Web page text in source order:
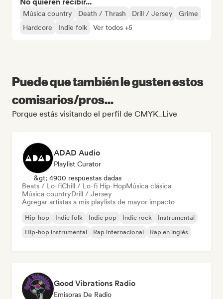
Música country Death / Thrash Drill / Jersey
Grime
Hardcore
Indie folk Ver todos +5
Puede que también le gusten estos
comisarios/pros...
Porque estás visitando el perfil de CMYK_Live
ADAD Audio
Playlist Curator
&gt; 4900 respuestas dadas
Beats / Lo-fiChill / Lo-fi Hip-HopMúsica clásica
Música countryDrill / Jersey
Agregar artistas a mis playlists de mayor impacto
Hip-hop Indie folk Indie pop Indie rock
Instrumental
Hip-hop instrumental
Rap internacional Rap en inglés
Good Vibrations Radio
Emisoras De Radio